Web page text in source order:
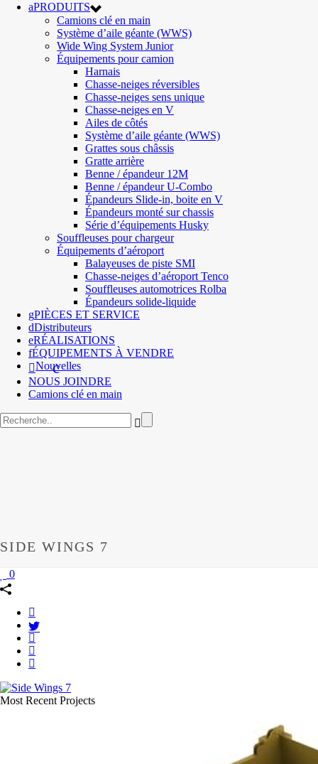
PRODUITS
Camions clé en main
Système d’aile géante (WWS)
Wide Wing System Junior
Équipements pour camion
Harnais
Chasse-neiges réversibles
Chasse-neiges sens unique
Chasse-neiges en V
Ailes de côtés
Système d’aile géante (WWS)
Grattes sous châssis
Gratte arrière
Benne / épandeur 12M
Benne / épandeur U-Combo
Épandeurs Slide-in, boite en V
Épandeurs monté sur chassis
Série d’équipements Husky
Souffleuses pour chargeur
Équipements d’aéroport
Balayeuses de piste SMI
Chasse-neiges d’aéroport Tenco
Souffleuses automotrices Rolba
Épandeurs solide-liquide
PIÈCES ET SERVICE
Distributeurs
RÉALISATIONS
ÉQUIPEMENTS À VENDRE
Nouvelles
NOUS JOINDRE
Camions clé en main
SIDE WINGS 7
0
Most Recent Projects